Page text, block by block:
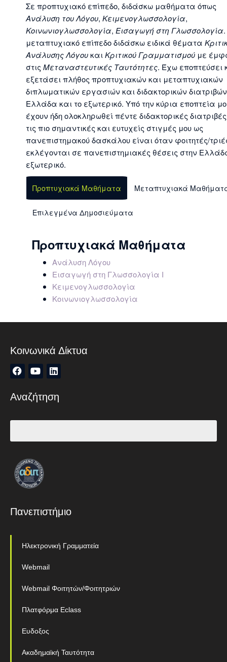
Σε προπτυχιακό επίπεδο, διδάσκω μαθήματα όπως
Ανάλυση του Λόγου, Κειμενογλωσσολογία,
Κοινωνιογλωσσολογία, Εισαγωγή στη Γλωσσολογία
μεταπτυχιακό επίπεδο διδάσκω ειδικά θέματα
Ανάλυσης Λόγου και Κριτικού Γραμματισμούμε
στις Μεταναστευτικές Ταυτότητες. Έχω εποπτεύσει
εξετάσει πλήθος προπτυχιακών και μεταπτυχιακών
διπλωματικών εργασιών και διδακτορικών
Ελλάδα και το εξωτερικό. Υπό την κύρια εποπτεία
έχουν ήδη ολοκληρωθεί πέντε διδακτορικές
τις πιο σημαντικές και ευτυχείς στιγμές μου ως
πανεπιστημακού δασκάλου είναι όταν φοιτητές/
εκλέγονται σε πανεπιστημιακές θέσεις στην
εξωτερικό.
Προπτυχιακά Μαθήματα Μεταπτυχιακά
Επιλεγμένα Δημοσιεύματα
Προπτυχιακά Μαθήματα
Ανάλυση Λόγου
Εισαγωγή στη Γλωσσολογία Ι
Κειμενογλωσσολογία
Κοινωνιογλωσσολογία
Κοινωνικά Δίκτυα
Αναζήτηση
Πανεπιστήμιο
Ηλεκτρονική Γραμματεία
Webmail
Webmail Φοιτητών/Φοιτητριών
Πλατφόρμα Eclass
Ευδοξος
Ακαδημαϊκή Ταυτότητα